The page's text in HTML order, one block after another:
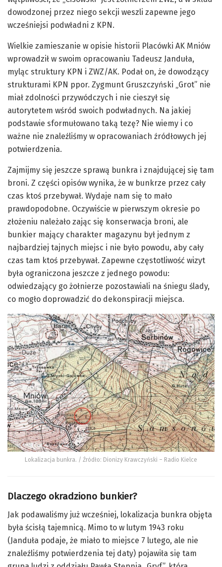
dowodzonej przez niego sekcji weszli zapewne jego
wcześniejsi podwładni z KPN.
Wielkie zamieszanie w opisie historii Placówki AK Mniów
wprowadził w swoim opracowaniu Tadeusz Janduła,
myląc struktury KPN i ZWZ/AK. Podał on, że dowodzący
strukturami KPN ppor. Zygmunt Gruszczyński „Grot” nie
miał zdolności przywódczych i nie cieszył się
autorytetem wśród swoich podwładnych. Na jakiej
podstawie sformułowano taką tezę? Nie wiemy i co
ważne nie znaleźliśmy w opracowaniach źródłowych jej
potwierdzenia.
Zajmijmy się jeszcze sprawą bunkra i znajdującej się tam
broni. Z części opisów wynika, że w bunkrze przez cały
czas ktoś przebywał. Wydaje nam się to mało
prawdopodobne. Oczywiście w pierwszym okresie po
złożeniu należało zając się konserwacja broni, ale
bunkier mający charakter magazynu był jednym z
najbardziej tajnych miejsc i nie było powodu, aby cały
czas tam ktoś przebywał. Zapewne częstotliwość wizyt
była ograniczona jeszcze z jednego powodu:
odwiedzający go żołnierze pozostawiali na śniegu ślady,
co mogło doprowadzić do dekonspiracji miejsca.
Lokalizacja bunkra. / Źródło: Dionizy Krawczyński – Radio Kielce
Dlaczego okradziono bunkier?
Jak podawaliśmy już wcześniej, lokalizacja bunkra objęta
była ścisłą tajemnicą. Mimo to w lutym 1943 roku
(Janduła podaje, że miało to miejsce 7 lutego, ale nie
znaleźliśmy potwierdzenia tej daty) pojawiła się tam